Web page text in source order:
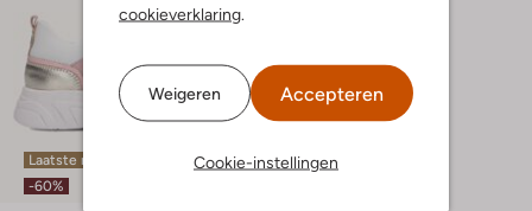
cookieverklaring.
Weigeren Accepteren
Cookie-instellingen
Laatste maten
-60%